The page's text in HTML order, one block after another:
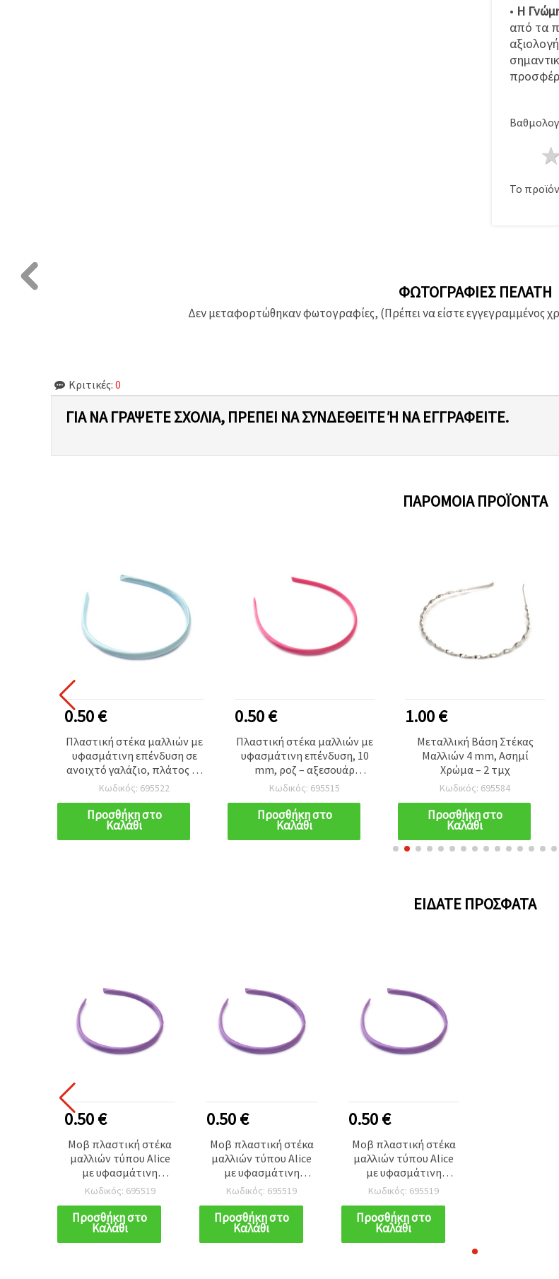
• Η
από τα
Το προϊόν
ΦΩΤΟΓΡΑΦΊΕΣ ΠΕΛΆΤΗ
Δεν μεταφορτώθηκαν φωτογραφίες, (Πρέπει να είστε εγγεγραμμένος
Κριτικές: 0
ΓΙΑ ΝΑ ΓΡΆΨΕΤΕ ΣΧΌΛΙΑ, ΠΡΈΠΕΙ ΝΑ ΣΥΝΔΕΘΕΊΤΕ Ή ΝΑ ΕΓΓΡΑΦΕΊΤΕ.
ΠΑΡΌΜΟΙΑ ΠΡΟΪΌΝΤΑ
0.50 €
Πλαστική στέκα μαλλιών με
υφασμάτινη επένδυση σε
ανοιχτό γαλάζιο, πλάτος 10
mm - Αξεσουάρ μαλλιών για
γυναίκες και κορίτσια
Κωδικός: 695522
Προσθήκη στο
Καλάθι
0.50 €
Πλαστική στέκα μαλλιών με
υφασμάτινη επένδυση, 10
mm, ροζ – αξεσουάρ
μαλλιών για γυναίκες και
κορίτσια
Κωδικός: 695515
Προσθήκη στο
Καλάθι
1.00 €
Μεταλλική Βάση Στέκας
Μαλλιών 4 mm, Ασημί
Χρώμα – 2 τμχ
Κωδικός: 695584
Προσθήκη στο
Καλάθι
ΕΊΔΑΤΕ ΠΡΌΣΦΑΤΑ
0.50 €
Μοβ πλαστική στέκα
μαλλιών τύπου Alice
με υφασμάτινη
επένδυση, 10 mm –
κομψό αξεσουάρ
μαλλιών για γυναίκες
και κορίτσια
Κωδικός: 695519
Προσθήκη στο
Καλάθι
0.50 €
Μοβ πλαστική στέκα
μαλλιών τύπου Alice
με υφασμάτινη
επένδυση, 10 mm –
κομψό αξεσουάρ
μαλλιών για γυναίκες
και κορίτσια
Κωδικός: 695519
Προσθήκη στο
Καλάθι
0.50 €
Μοβ πλαστική στέκα
μαλλιών τύπου Alice
με υφασμάτινη
επένδυση, 10 mm –
κομψό αξεσουάρ
μαλλιών για γυναίκες
και κορίτσια
Κωδικός: 695519
Προσθήκη στο
Καλάθι